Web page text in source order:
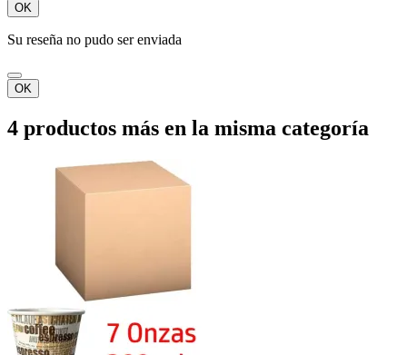
OK
Su reseña no pudo ser enviada
OK
4 productos más en la misma categoría